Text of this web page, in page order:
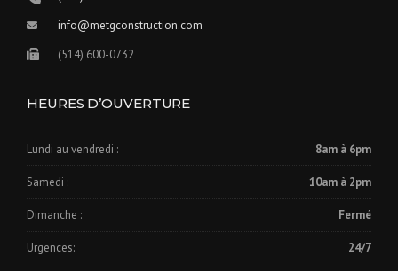
info@metgconstruction.com
(514) 600-0732
HEURES D’OUVERTURE
Lundi au vendredi : 8am à 6pm
Samedi : 10am à 2pm
Dimanche : Fermé
Urgences: 24/7